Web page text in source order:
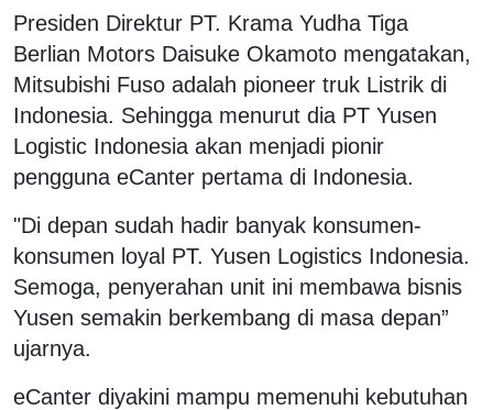
Presiden Direktur PT. Krama Yudha Tiga
Berlian Motors Daisuke Okamoto mengatakan,
Mitsubishi Fuso adalah pioneer truk Listrik di
Indonesia. Sehingga menurut dia PT Yusen
Logistic Indonesia akan menjadi pionir
pengguna eCanter pertama di Indonesia.
"Di depan sudah hadir banyak konsumen-
konsumen loyal PT. Yusen Logistics Indonesia.
Semoga, penyerahan unit ini membawa bisnis
Yusen semakin berkembang di masa depan”
ujarnya.
eCanter diyakini mampu memenuhi kebutuhan